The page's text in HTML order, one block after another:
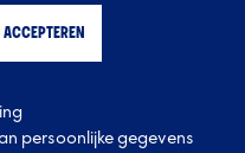
persoonlijke gegevens